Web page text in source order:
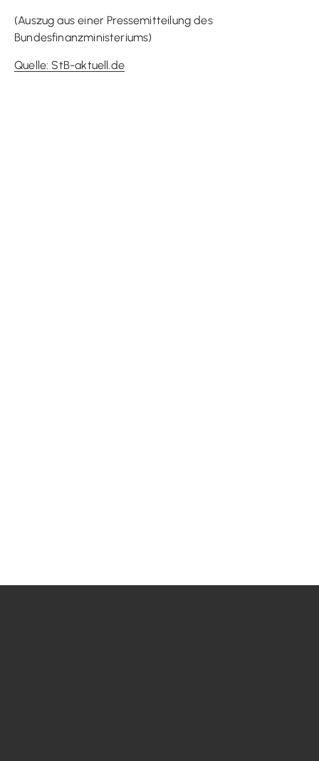
(Auszug aus einer Pressemitteilung des
Bundesfinanzministeriums)
Quelle: StB-aktuell.de